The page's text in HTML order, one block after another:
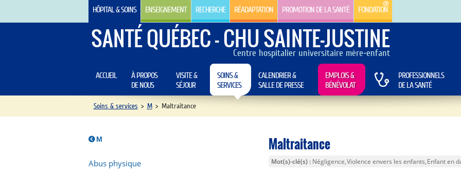
HÔPITAL & SOINS ENSEIGNEMENT RECHERCHE RÉADAPTATION PROMOTION DE LA SANTÉ FONDATION
SANTÉ QUÉBEC - CHU SAINTE-JUSTINE
Centre hospitalier universitaire mère-enfant
ACCUEIL
À PROPOS
DE NOUS
VISITE &
SÉJOUR
SOINS &
SERVICES
CALENDRIER &
SALLE DE PRESSE
EMPLOIS &
BÉNÉVOLAT
PROFESSIONNELS
DE LA SANTÉ
Soins & services > M > Maltraitance
M
Abus physique
Maltraitance
Mot(s)-clé(s) Négligence Violence envers les enfants Enfant en